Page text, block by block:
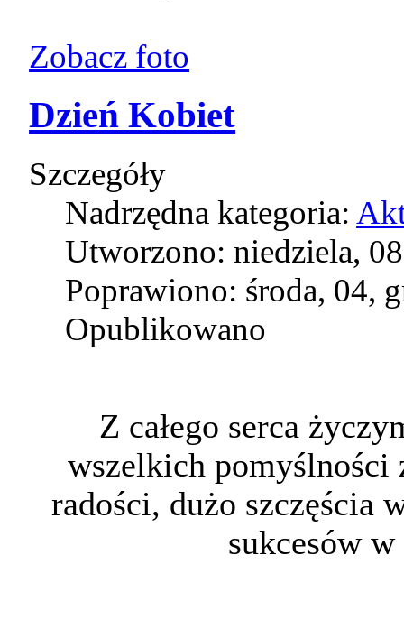
Zobacz foto
Dzień Kobiet
Szczegóły
Nadrzędna kategoria:
Utworzono: niedziela,
Poprawiono: środa, 04,
Opublikowano
Z całego serca
wszelkich
radości, dużo szczęścia
sukcesów